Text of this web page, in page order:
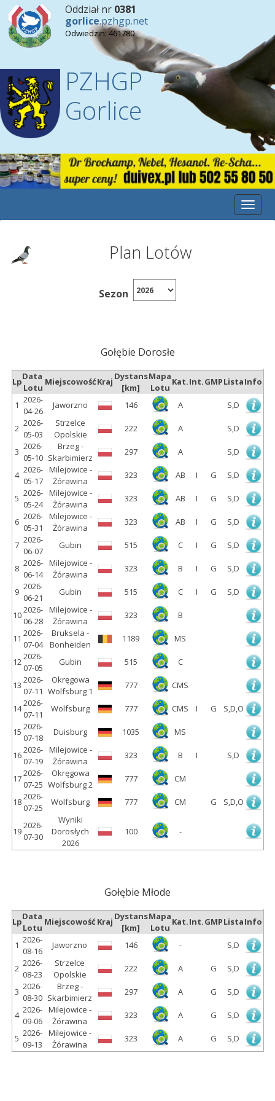
Oddział nr 0381
gorlice.pzhgp.net
Odwiedzin: 461780
PZHGP
Gorlice
Toggle
Plan Lotów
Sezon
Gołębie Dorosłe
LpData
Lotu
MiejscowośćKraj Dystans
[km]
Mapa
Lotu
Kat.Int.GMPListaInfo
1 2026-
04-26
Jaworzno 146 A S,D
2 2026-
05-03
Strzelce
Opolskie
222 A S,D
3 2026-
05-10
Brzeg -
Skarbimierz
297 A S,D
4 2026-
05-17
Milejowice -
Żórawina
323 AB I G S,D
5 2026-
05-24
Milejowice -
Żórawina
323 AB I G S,D
6 2026-
05-31
Milejowice -
Żórawina
323 AB I G S,D
7 2026-
06-07
Gubin 515 C I G S,D
8 2026-
06-14
Milejowice -
Żórawina
323 B I G S,D
9 2026-
06-21
Gubin 515 C I G S,D
102026-
06-28
Milejowice -
Żórawina
323 B
11 2026-
07-04
Bruksela -
Bonheiden
1189 MS
122026-
07-05
Gubin 515 C
13 2026-
07-11
Okręgowa
Wolfsburg 1
777 CMS
142026-
07-11
Wolfsburg 777 CMS I G S,D,O
15 2026-
07-18
Duisburg 1035 MS
162026-
07-19
Milejowice -
Żórawina
323 B I S,D
172026-
07-25
Okręgowa
Wolfsburg 2
777 CM
182026-
07-25
Wolfsburg 777 CM G S,D,O
19
2026-
07-30
Wyniki
Dorosłych
2026
100 -
Gołębie Młode
LpData
Lotu
Miejscowość Kraj Dystans
[km]
Mapa
Lotu
Kat.Int.GMPListaInfo
1 2026-
08-16
Jaworzno 146 - S,D
2 2026-
08-23
Strzelce
Opolskie
222 A G S,D
3 2026-
08-30
Brzeg -
Skarbimierz
297 A G S,D
4 2026-
09-06
Milejowice -
Żórawina
323 A G S,D
5 2026-
09-13
Milejowice -
Żórawina
323 A G S,D